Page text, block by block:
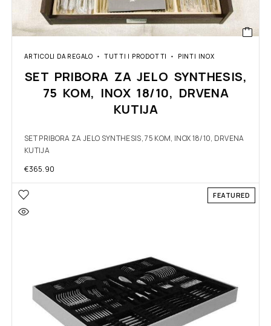
ARTICOLI DA REGALO TUTTI I PRODOTTI PINTI INOX
SET PRIBORA ZA JELO SYNTHESIS,
75 KOM, INOX 18/10, DRVENA
KUTIJA
SET PRIBORA ZA JELO SYNTHESIS, 75 KOM, INOX 18/10, DRVENA
KUTIJA
€365.90
FEATURED